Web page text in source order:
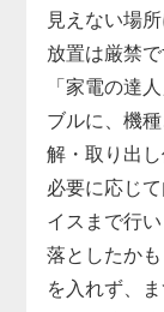
見えない場
放置は厳禁で
「家電の達
ブルに、機
解・取り出し
必要に応じ
イスまで行い
落としたか
を入れず、